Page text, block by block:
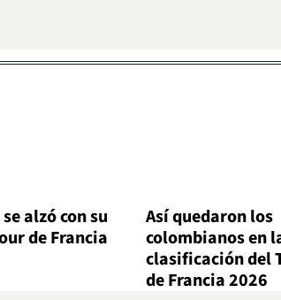
alzó con su
de Francia
Así quedaron los
colombianos en
clasificación del
de Francia 2026